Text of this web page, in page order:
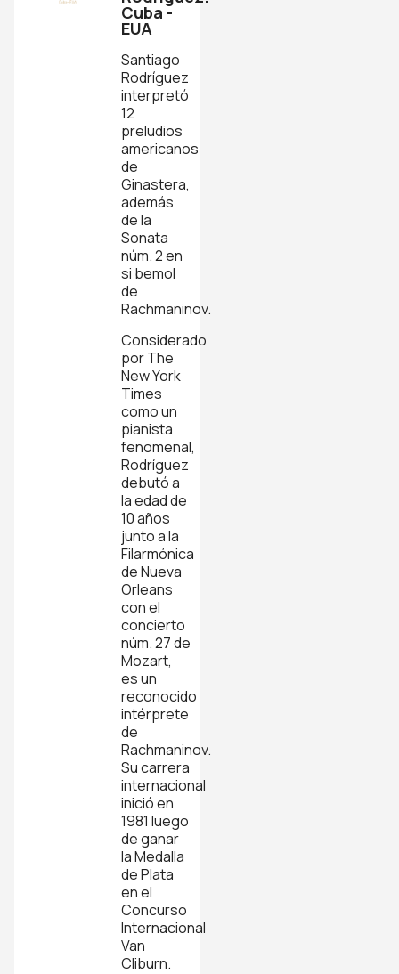
Cuba -
EUA
Santiago
Rodríguez
interpretó
12
preludios
americanos
de
Ginastera,
además
de la
Sonata
núm. 2 en
si bemol
de
Rachmaninov.
Considerado
por The
New York
Times
como un
pianista
fenomenal,
Rodríguez
debutó a
la edad de
10 años
junto a la
Filarmónica
de Nueva
Orleans
con el
concierto
núm. 27 de
Mozart,
es un
reconocido
intérprete
de
Rachmaninov.
Su carrera
internacional
inició en
1981 luego
de ganar
la Medalla
de Plata
en el
Concurso
Internacional
Van
Cliburn.